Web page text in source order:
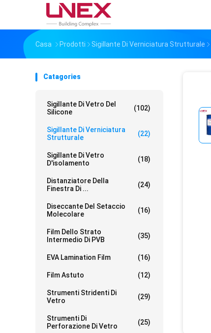
Casa Prodotti Sigillante Di Verniciatura Strutturale
Catagories
Sigillante Di Vetro Del
Silicone
(102)
Sigillante Di Verniciatura
Strutturale
(22)
Sigillante Di Vetro
D'isolamento
(18)
Distanziatore Della
Finestra Di ...
(24)
Diseccante Del Setaccio
Molecolare
(16)
Film Dello Strato
Intermedio Di PVB
(35)
EVA Lamination Film (16)
Film Astuto (12)
Strumenti Stridenti Di
Vetro
(29)
Strumenti Di
Perforazione Di Vetro
(25)